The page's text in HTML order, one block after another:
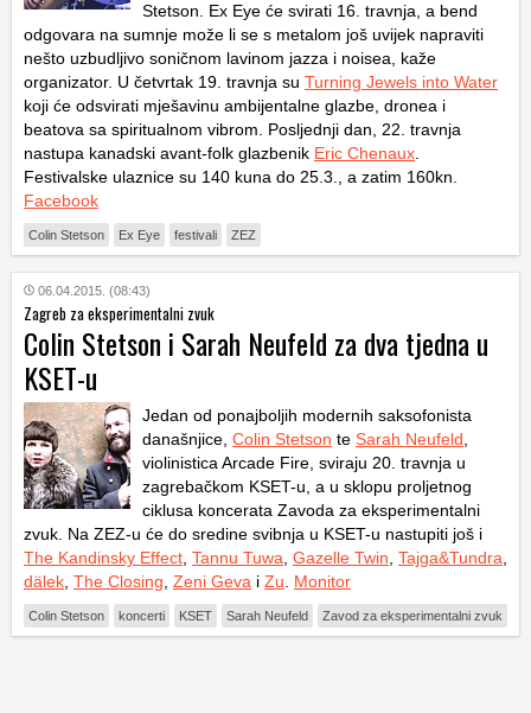
Stetson. Ex Eye će svirati 16. travnja, a bend
odgovara na sumnje može li se s metalom još uvijek napraviti
nešto uzbudljivo soničnom lavinom jazza i noisea, kaže
organizator. U četvrtak 19. travnja su Turning Jewels into Water
koji će odsvirati mješavinu ambijentalne glazbe, dronea i
beatova sa spiritualnom vibrom. Posljednji dan, 22. travnja
nastupa kanadski avant-folk glazbenik Eric Chenaux
Festivalske ulaznice su 140 kuna do 25.3., a zatim 160kn.
Facebook
Colin Stetson Ex Eye festivali ZEZ
06.04.2015. (08:43)
Zagreb za eksperimentalni zvuk
Colin Stetson i Sarah Neufeld za dva tjedna u
KSET-u
Jedan od ponajboljih modernih saksofonista
današnjice, Colin Stetson te Sarah Neufeld
violinistica Arcade Fire, sviraju 20. travnja u
zagrebačkom KSET-u, a u sklopu proljetnog
ciklusa koncerata Zavoda za eksperimentalni
zvuk. Na ZEZ-u će do sredine svibnja u KSET-u nastupiti još i
The Kandinsky Effect Tannu Tuwa Gazelle Twin Tajga&Tundra
dälek The Closing Zeni Geva i Zu Monitor
Colin Stetson koncerti KSET Sarah Neufeld Zavod za eksperimentalni zvuk